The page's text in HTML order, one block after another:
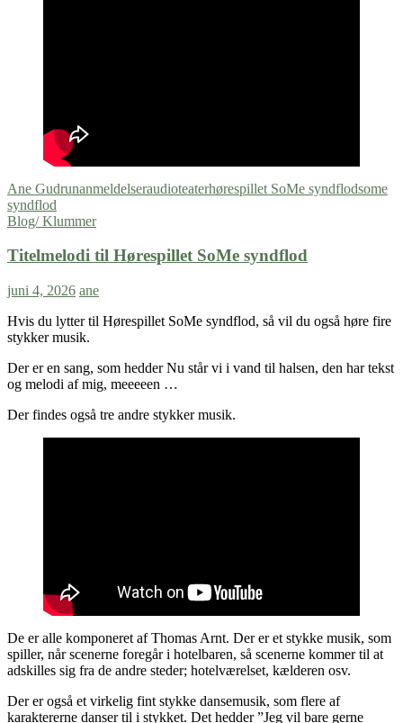
Ane Gudrunanmeldelseraudioteaterhørespillet SoMe syndflodsome
syndflod
Blog/ Klummer
Titelmelodi til Hørespillet SoMe syndflod
juni 4, 2026 ane
Hvis du lytter til Hørespillet SoMe syndflod, så vil du også høre fire
stykker musik.
Der er en sang, som hedder Nu står vi i vand til halsen, den har tekst
og melodi af mig, meeeeen …
Der findes også tre andre stykker musik.
De er alle komponeret af Thomas Arnt. Der er et stykke musik, som
spiller, når scenerne foregår i hotelbaren, så scenerne kommer til at
adskilles sig fra de andre steder; hotelværelset, kælderen osv.
Der er også et virkelig fint stykke dansemusik, som flere af
karaktererne danser til i stykket. Det hedder ”Jeg vil bare gerne